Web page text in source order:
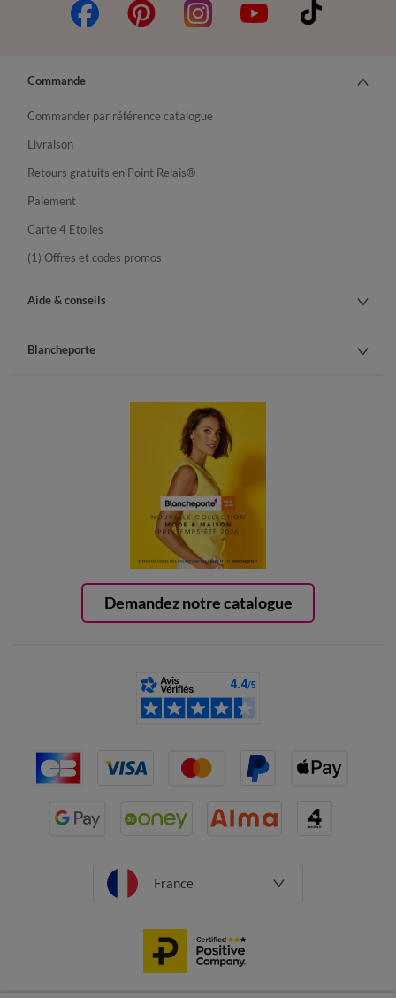
Demandez notre catalogue
Commande
Commander par référence catalogue
Livraison
Retours gratuits en Point Relais®
Paiement
Carte 4 Etoiles
(1) Offres et codes promos
Aide & conseils
Blancheporte
France